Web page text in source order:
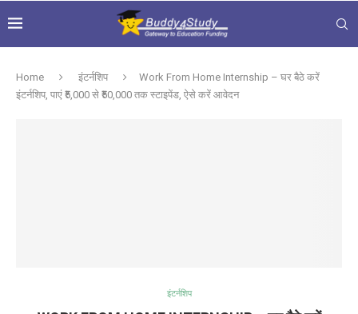
Home इंटर्नशिप
Work From Home Internship – घर बैठे करें
इंटर्नशिप, पाएं ₹5,000 से ₹50,000 तक स्टाइपेंड, ऐसे करें आवेदन
इंटर्नशिप